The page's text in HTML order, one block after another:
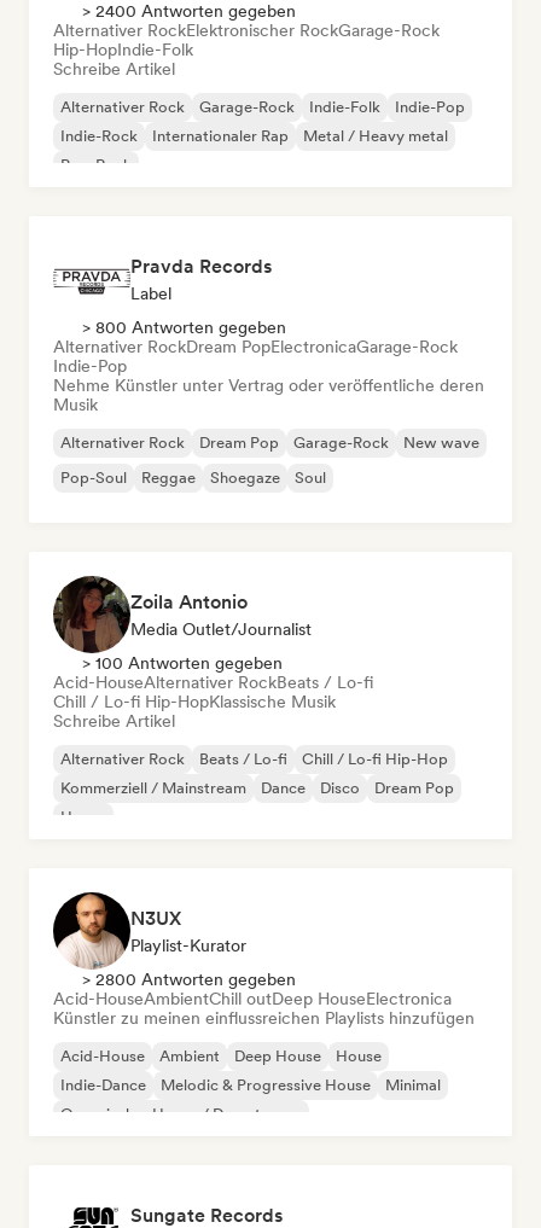
> 2400 Antworten gegeben
Alternativer RockElektronischer RockGarage-Rock
Hip-HopIndie-Folk
Schreibe Artikel
Alternativer Rock Garage-Rock Indie-Folk
Indie-Pop
Indie-Rock
Internationaler Rap
Metal / Heavy metal
Pop-Rock
Pravda Records
Label
> 800 Antworten gegeben
Alternativer RockDream PopElectronicaGarage-Rock
Indie-Pop
Nehme Künstler unter Vertrag oder veröffentliche deren
Musik
Alternativer Rock Dream Pop Garage-Rock
New wave
Pop-Soul
Reggae Shoegaze Soul
Zoila Antonio
Media Outlet/Journalist
> 100 Antworten gegeben
Acid-HouseAlternativer RockBeats / Lo-fi
Chill / Lo-fi Hip-HopKlassische Musik
Schreibe Artikel
Alternativer Rock Beats / Lo-fi
Chill / Lo-fi Hip-Hop
Kommerziell / Mainstream
Dance Disco
Dream Pop
House
N3UX
Playlist-Kurator
> 2800 Antworten gegeben
Acid-HouseAmbientChill outDeep HouseElectronica
Künstler zu meinen einflussreichen Playlists hinzufügen
Acid-House Ambient Deep House
House
Indie-Dance
Melodic & Progressive House
Minimal
Organischer House / Downtempo
Sungate Records